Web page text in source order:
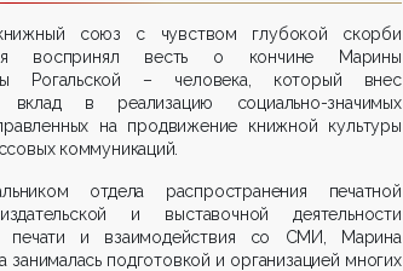
союз с чувством глубокой скорби
воспринял весть о кончине Марины
Рогальской – человека, который внес
вклад в реализацию социально-значимых
на продвижение книжной культуры
коммуникаций.
отдела распространения печатной
и выставочной деятельности
печати и взаимодействия со СМИ, Марина
занималась подготовкой и организацией многих